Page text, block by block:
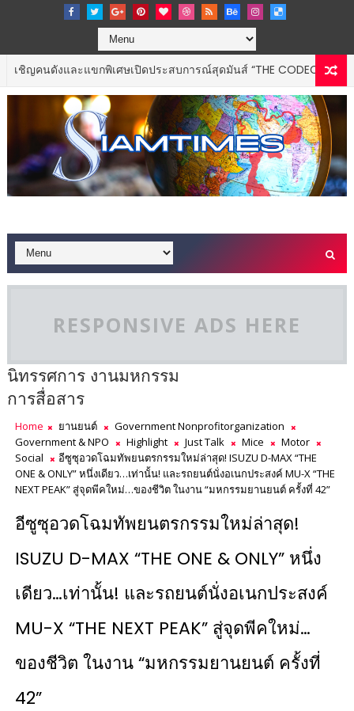
กพิเศษเปิดประสบการณ์สุดมันส์ “THE CODECHAOS EXPERIENCE –
RESPONSIVE ADS HERE
นิทรรศการ งานมหกรรม
การสื่อสาร
Home ยานยนต์
Government Nonprofitorganization
Government & NPO
Highlight Just Talk Mice
Motor
Social
อีซูซุอวดโฉมทัพยนตรกรรมใหม่ล่าสุด! ISUZU D-MAX “THE
ONE & ONLY” หนึ่งเดียว…เท่านั้น! และรถยนต์นั่งอเนกประสงค์ MU-X “THE
NEXT PEAK” สู่จุดพีคใหม่…ของชีวิต ในงาน “มหกรรมยานยนต์ ครั้งที่ 42”
อีซูซุอวดโฉมทัพยนตรกรรมใหม่ล่าสุด!
ISUZU D-MAX “THE ONE & ONLY” หนึ่ง
เดียว…เท่านั้น! และรถยนต์นั่งอเนกประสงค์
MU-X “THE NEXT PEAK” สู่จุดพีคใหม่…
ของชีวิต ในงาน “มหกรรมยานยนต์ ครั้งที่
42”